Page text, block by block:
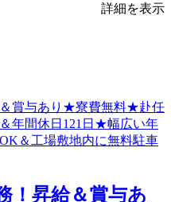
詳細を表示
！昇給＆賞与あ